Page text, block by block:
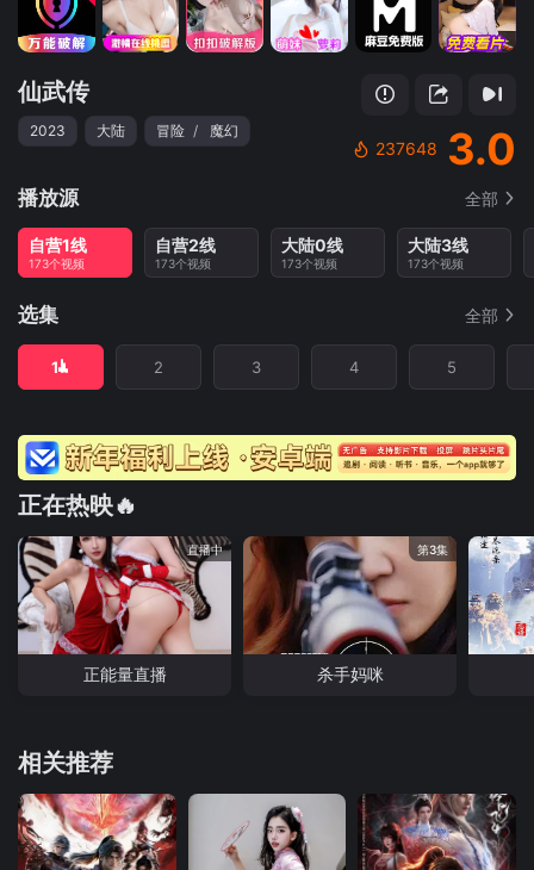
仙武传
2023 大陆 冒险 / 魔幻
237648 3.0
播放源 全部
自营1线
173个视频
自营2线
173个视频
大陆0线
173个视频
大陆3线
173个视频
选集 全部
1 2 3 4 5
正在热映🔥
直播中
正能量直播
第3集
杀手妈咪
相关推荐